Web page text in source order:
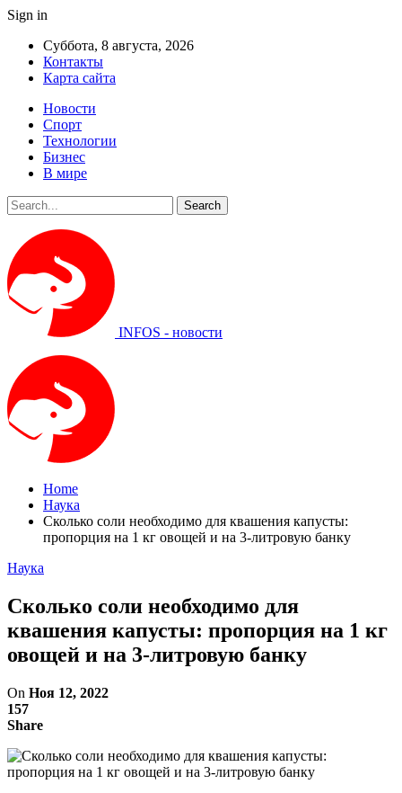
Sign in
Суббота, 8 августа, 2026
Контакты
Карта сайта
Новости
Спорт
Технологии
Бизнес
В мире
INFOS - новости
Home
Наука
Сколько соли необходимо для квашения капусты:
пропорция на 1 кг овощей и на 3-литровую банку
Наука
Сколько соли необходимо для
квашения капусты: пропорция на 1 кг
овощей и на 3-литровую банку
On Ноя 12, 2022
157
Share